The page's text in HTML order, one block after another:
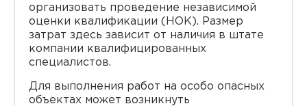
организовать проведение независимой
оценки квалификации (НОК). Размер
затрат здесь зависит от наличия в штате
компании квалифицированных
специалистов.
Для выполнения работ на особо опасных
объектах может возникнуть